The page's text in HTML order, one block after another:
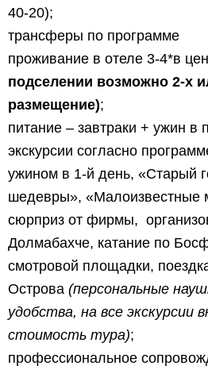
40-20);
трансферы по программе
проживание в отеле 3-4*в
подселении возможно 2-х
размещение);
питание – завтраки + ужин в
экскурсии согласно
ужином в 1-й день, «Старый
шедевры», «Малоизвестные
сюрприз от фирмы,
Долмабахче, катание по
смотровой площадки,
Острова (персональные
удобства, на все экскурсии
стоимость тура);
профессиональное